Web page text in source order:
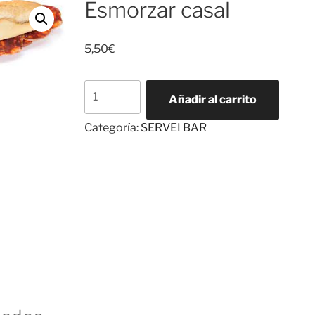
Esmorzar casal
5,50€
casal
cantidad
Añadir al carrito
Categoría: SERVEI BAR